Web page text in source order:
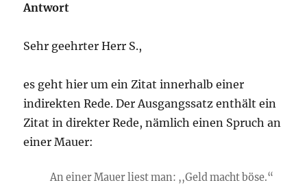
Antwort
Sehr geehrter Herr S.,
es geht hier um ein Zitat innerhalb einer
indirekten Rede. Der Ausgangssatz enthält ein
Zitat in direkter Rede, nämlich einen Spruch an
einer Mauer:
An einer Mauer liest man: ,,Geld macht böse.“